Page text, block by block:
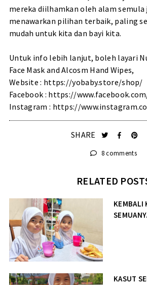
mereka diilhamkan oleh alam semula
menawarkan pilihan terbaik, paling
mudah untuk kita dan bayi kita.
Untuk info lebih lanjut, boleh layari
Face Mask and Alcosm Hand Wipes,
Website : https://yobaby.store/shop/
Facebook : https://
Instagram : https://
SHARE
8 comments
RELATED
KEMBALI
KASUT